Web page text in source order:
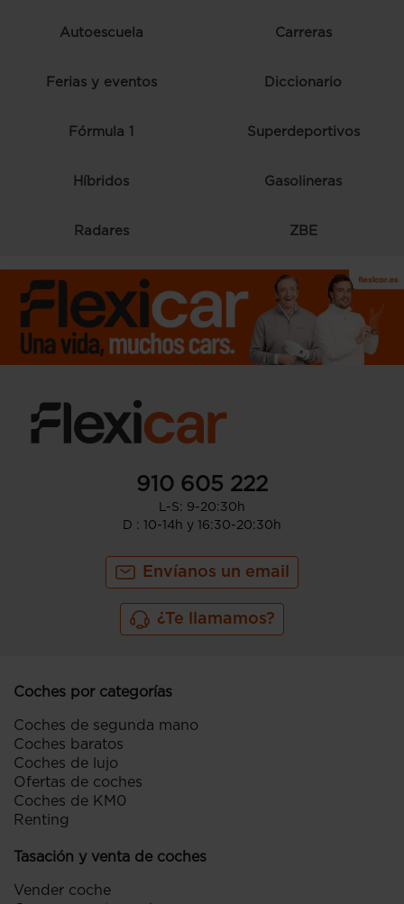
Autoescuela Carreras
Ferias y eventos Diccionario
Fórmula 1 Superdeportivos
Híbridos Gasolineras
Radares ZBE
910 605 222
L-S: 9-20:30h
D : 10-14h y 16:30-20:30h
Envíanos un email
¿Te llamamos?
Coches por categorías
Coches de segunda mano
Coches baratos
Coches de lujo
Ofertas de coches
Coches de KM0
Renting
Tasación y venta de coches
Vender coche